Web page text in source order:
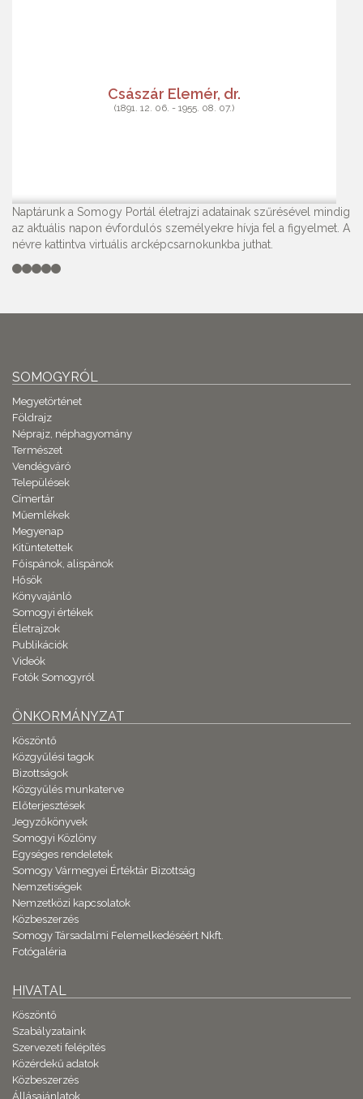
Császár Elemér, dr.
(1891. 12. 06. - 1955. 08. 07.)
Naptárunk a Somogy Portál életrajzi adatainak szűrésével mindig
az aktuális napon évfordulós személyekre hívja fel a figyelmet. A
névre kattintva virtuális arcképcsarnokunkba juthat.
SOMOGYRÓL
Megyetörténet
Földrajz
Néprajz, néphagyomány
Természet
Vendégváró
Települések
Címertár
Műemlékek
Megyenap
Kitüntetettek
Főispánok, alispánok
Hősök
Könyvajánló
Somogyi értékek
Életrajzok
Publikációk
Videók
Fotók Somogyról
ÖNKORMÁNYZAT
Köszöntő
Közgyűlési tagok
Bizottságok
Közgyűlés munkaterve
Előterjesztések
Jegyzőkönyvek
Somogyi Közlöny
Egységes rendeletek
Somogy Vármegyei Értéktár Bizottság
Nemzetiségek
Nemzetközi kapcsolatok
Közbeszerzés
Somogy Társadalmi Felemelkedéséért Nkft.
Fotógaléria
HIVATAL
Köszöntő
Szabályzataink
Szervezeti felépítés
Közérdekű adatok
Közbeszerzés
Állásajánlatok